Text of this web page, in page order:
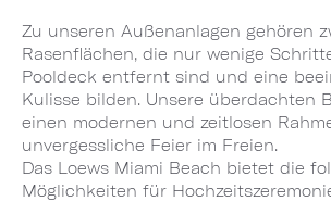
Zu unseren Außenanlagen gehören
Rasenflächen, die nur wenige
Pooldeck entfernt sind und eine
Kulisse bilden. Unsere überdachten
einen modernen und zeitlosen
unvergessliche Feier im Freien.
Das Loews Miami Beach bietet die
Möglichkeiten für